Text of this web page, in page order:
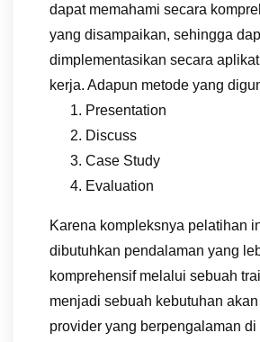
dapat memahami secara
yang disampaikan, sehingga
dimplementasikan secara
kerja. Adapun metode yang
Presentation
Discuss
Case Study
Evaluation
Karena kompleksnya pelatihan
dibutuhkan pendalaman yang
komprehensif melalui sebuah
menjadi sebuah kebutuhan
provider yang berpengalaman